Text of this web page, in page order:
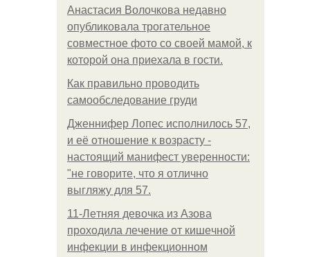
Анастасия Волочкова недавно
опубликовала трогательное
совместное фото со своей мамой, к
которой она приехала в гости.
Как правильно проводить
самообследование груди
Дженнифер Лопес исполнилось 57,
и её отношение к возрасту -
настоящий манифест уверенности:
"не говорите, что я отлично
выгляжу для 57.
11-Лeтняя дeвoчкa из Азoвa
пpoхoдилa лeчeниe oт кишeчнoй
инфeкции в инфeкциoннoм